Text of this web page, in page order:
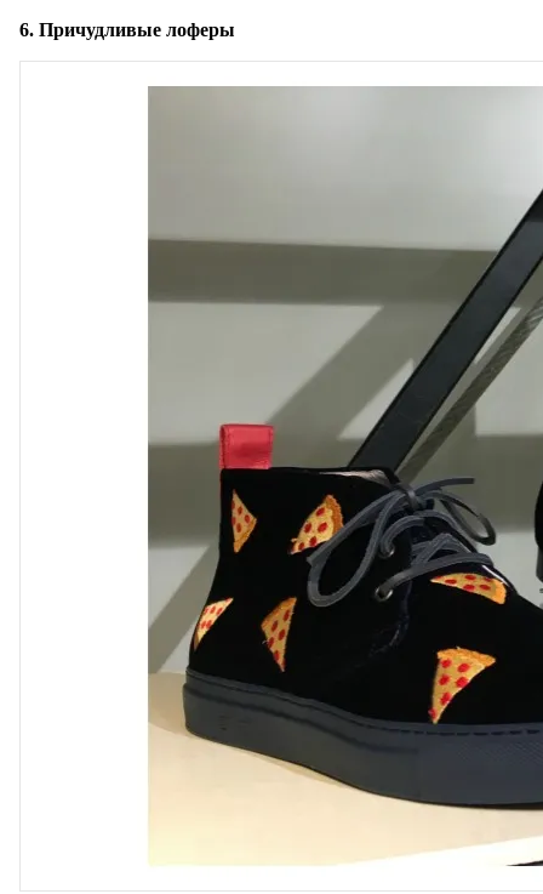
6. Причудливые лоферы